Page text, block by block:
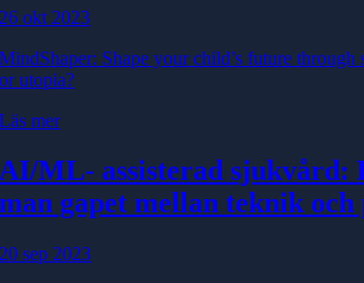
26 okt 2023
MindShaper: Shape your child’s future
or utopia?
Läs mer
AI/ML- assisterad
man gapet mellan teknik
20 sep 2023